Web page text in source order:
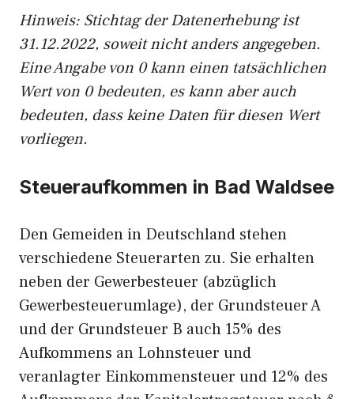
Hinweis: Stichtag der Datenerhebung ist
31.12.2022, soweit nicht anders angegeben.
Eine Angabe von 0 kann einen tatsächlichen
Wert von 0 bedeuten, es kann aber auch
bedeuten, dass keine Daten für diesen Wert
vorliegen.
Steueraufkommen in Bad Waldsee
Den Gemeiden in Deutschland stehen
verschiedene Steuerarten zu. Sie erhalten
neben der Gewerbesteuer (abzüglich
Gewerbesteuerumlage), der Grundsteuer A
und der Grundsteuer B auch 15% des
Aufkommens an Lohnsteuer und
veranlagter Einkommensteuer und 12% des